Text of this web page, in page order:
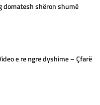
domatesh shëron shumë
e re ngre dyshime – Çfarë